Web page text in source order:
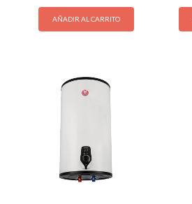
AÑADIR AL CARRITO